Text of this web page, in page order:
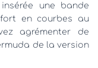
une bande
en courbes au
agrémenter de
de la version